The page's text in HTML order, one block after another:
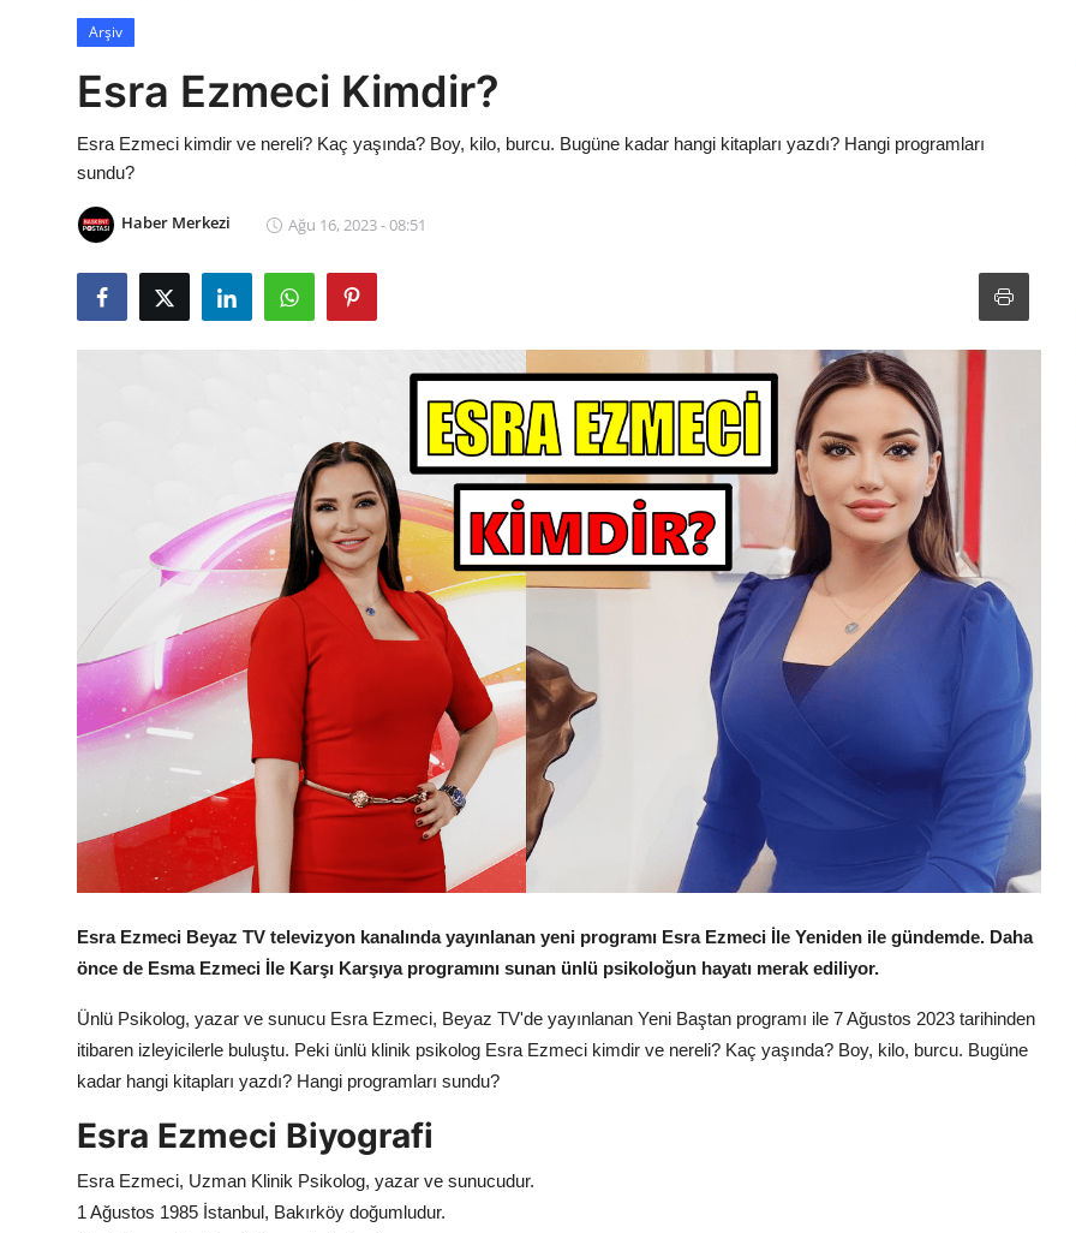
Arşiv
Esra Ezmeci Kimdir?
Esra Ezmeci kimdir ve nereli? Kaç yaşında? Boy, kilo, burcu. Bugüne kadar hangi kitapları yazdı? Hangi programları
sundu?
Haber Merkezi Ağu 16, 2023 - 08:51
Esra Ezmeci Beyaz TV televizyon kanalında yayınlanan yeni programı Esra Ezmeci İle Yeniden ile gündemde. Daha
önce de Esma Ezmeci İle Karşı Karşıya programını sunan ünlü psikoloğun hayatı merak ediliyor.
Ünlü Psikolog, yazar ve sunucu Esra Ezmeci, Beyaz TV'de yayınlanan Yeni Baştan programı ile 7 Ağustos 2023 tarihinden
itibaren izleyicilerle buluştu. Peki ünlü klinik psikolog Esra Ezmeci kimdir ve nereli? Kaç yaşında? Boy, kilo, burcu. Bugüne
kadar hangi kitapları yazdı? Hangi programları sundu?
Esra Ezmeci Biyografi
Esra Ezmeci, Uzman Klinik Psikolog, yazar ve sunucudur.
1 Ağustos 1985 İstanbul, Bakırköy doğumludur.